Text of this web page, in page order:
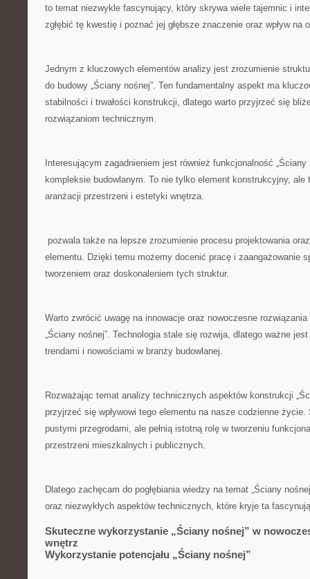
to ‍temat niezwykle ‌fascynujący, który skrywa wiele⁣ tajemnic​ i
zgłębić tę kwestię i poznać ⁣jej głębsze znaczenie ‍oraz ‍wpływ na
Jednym z kluczowych​ elementów ‍analizy jest zrozumienie
‍do budowy ⁢„Ściany nośnej”. Ten‌ fundamentalny aspekt⁣ ma
stabilności i trwałości ⁤konstrukcji, dlatego warto przyjrzeć ​się
rozwiązaniom technicznym.
Interesującym⁣ zagadnieniem jest również​ funkcjonalność „Ściany
kompleksie‍ budowlanym. To nie tylko element konstrukcyjny, ​ale
aranżacji przestrzeni i estetyki wnętrza. ⁤
pozwala także⁢ na lepsze zrozumienie procesu projektowania
elementu. Dzięki temu możemy docenić pracę i zaangażowanie
tworzeniem oraz doskonaleniem tych struktur.
Warto zwrócić uwagę na ⁤innowacje oraz nowoczesne​
„Ściany nośnej”. Technologia stale się rozwija, dlatego ważne
trendami i nowościami‌ w branży budowlanej.
Rozważając ⁤temat analizy technicznych aspektów konstrukcji
przyjrzeć się‍ wpływowi ⁢tego⁢ elementu na nasze‍ codzienne
pustymi przegrodami, ‍ale ⁤pełnią istotną⁢ rolę w tworzeniu
przestrzeni mieszkalnych i publicznych.
Dlatego zachęcam ⁤do pogłębiania wiedzy na temat „Ściany​
oraz niezwykłych aspektów‍ technicznych, które kryje ta‍
Skuteczne wykorzystanie „Ściany nośnej” w
wnętrz
Wykorzystanie ⁤potencjału „Ściany nośnej”